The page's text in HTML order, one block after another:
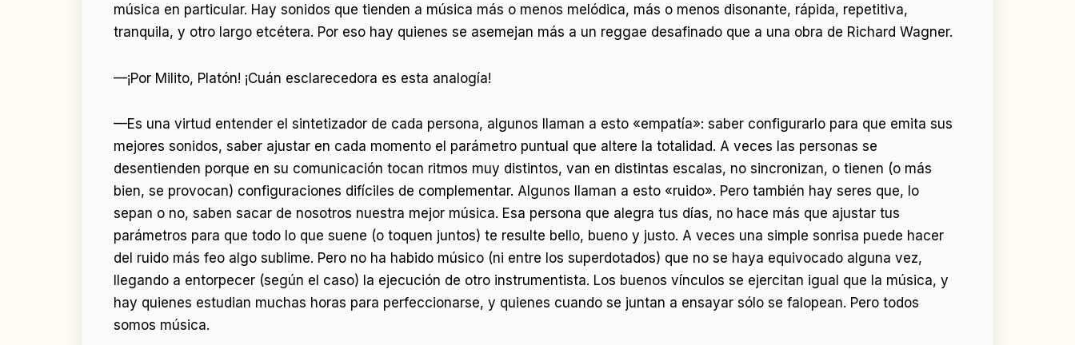
música en particular. Hay sonidos que tienden a música más o menos melódica, más o menos disonante, rápida, repetitiva,
tranquila, y otro largo etcétera. Por eso hay quienes se asemejan más a un reggae desafinado que a una obra de Richard Wagner.
—¡Por Milito, Platón! ¡Cuán esclarecedora es esta analogía!
—Es una virtud entender el sintetizador de cada persona, algunos llaman a esto «empatía»: saber configurarlo para que emita sus
mejores sonidos, saber ajustar en cada momento el parámetro puntual que altere la totalidad. A veces las personas se
desentienden porque en su comunicación tocan ritmos muy distintos, van en distintas escalas, no sincronizan, o tienen (o más
bien, se provocan) configuraciones difíciles de complementar. Algunos llaman a esto «ruido». Pero también hay seres que, lo
sepan o no, saben sacar de nosotros nuestra mejor música. Esa persona que alegra tus días, no hace más que ajustar tus
parámetros para que todo lo que suene (o toquen juntos) te resulte bello, bueno y justo. A veces una simple sonrisa puede hacer
del ruido más feo algo sublime. Pero no ha habido músico (ni entre los superdotados) que no se haya equivocado alguna vez,
llegando a entorpecer (según el caso) la ejecución de otro instrumentista. Los buenos vínculos se ejercitan igual que la música, y
hay quienes estudian muchas horas para perfeccionarse, y quienes cuando se juntan a ensayar sólo se falopean. Pero todos
somos música.